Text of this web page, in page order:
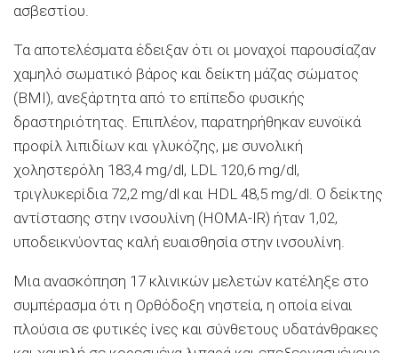
ασβεστίου.
Τα αποτελέσματα έδειξαν ότι οι μοναχοί παρουσίαζαν
χαμηλό σωματικό βάρος και δείκτη μάζας σώματος
(BMI), ανεξάρτητα από το επίπεδο φυσικής
δραστηριότητας. Επιπλέον, παρατηρήθηκαν ευνοϊκά
προφίλ λιπιδίων και γλυκόζης, με συνολική
χοληστερόλη 183,4 mg/dl, LDL 120,6 mg/dl,
τριγλυκερίδια 72,2 mg/dl και HDL 48,5 mg/dl. Ο δείκτης
αντίστασης στην ινσουλίνη (HOMA-IR) ήταν 1,02,
υποδεικνύοντας καλή ευαισθησία στην ινσουλίνη.
Μια ανασκόπηση 17 κλινικών μελετών κατέληξε στο
συμπέρασμα ότι η Ορθόδοξη νηστεία, η οποία είναι
πλούσια σε φυτικές ίνες και σύνθετους υδατάνθρακες